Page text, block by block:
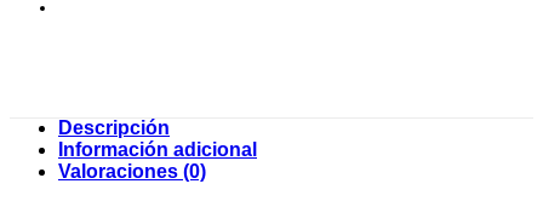
Descripción
Información adicional
Valoraciones (0)